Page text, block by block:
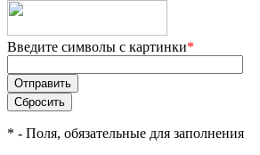
Введите символы с картинки*
* - Поля, обязательные для заполнения